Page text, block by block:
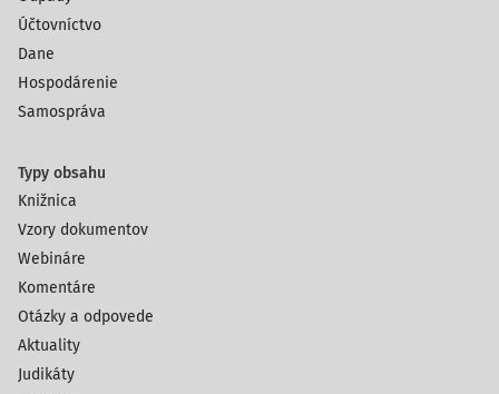
Účtovníctvo
Dane
Hospodárenie
Samospráva
Typy obsahu
Knižnica
Vzory dokumentov
Webináre
Komentáre
Otázky a odpovede
Aktuality
Judikáty